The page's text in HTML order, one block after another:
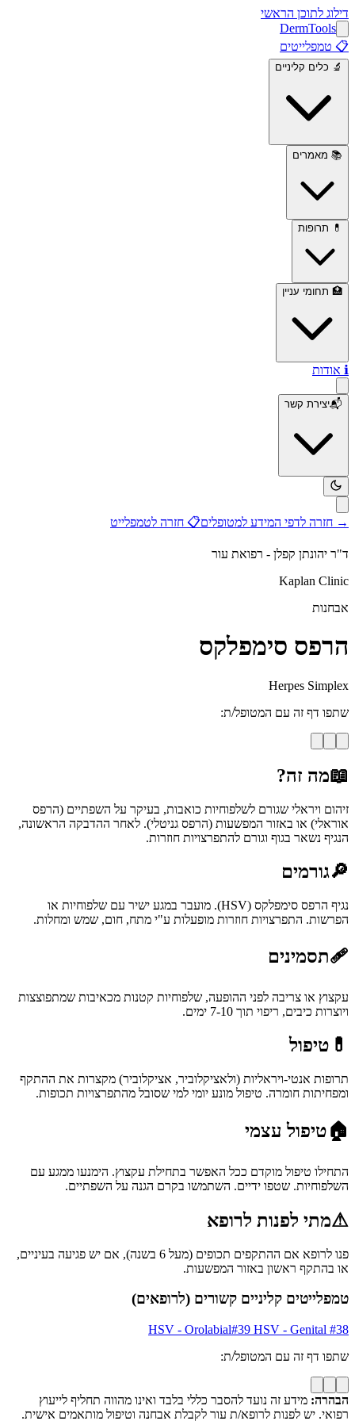
דילוג לתוכן הראשי
DermTools
📋 טמפלייטים
🔬 כלים קליניים
📚 מאמרים
💊 תרופות
🏥 תחומי עניין
ℹ️ אודות
📬יצירת קשר
→ חזרה לדפי המידע למטופלים📋 חזרה לטמפלייט
ד"ר יהונתן קפלן - רפואת עור
Kaplan Clinic
אבחנות
הרפס סימפלקס
Herpes Simplex
שתפו דף זה עם המטופל/ת:
📖מה זה?
זיהום ויראלי שגורם לשלפוחיות כואבות, בעיקר על השפתיים (הרפס
אוראלי) או באזור המפשעות (הרפס גניטלי). לאחר ההדבקה הראשונה,
הנגיף נשאר בגוף וגורם להתפרצויות חוזרות.
🔎גורמים
נגיף הרפס סימפלקס (HSV). מועבר במגע ישיר עם שלפוחיות או
הפרשות. התפרצויות חוזרות מופעלות ע"י מתח, חום, שמש ומחלות.
🩹תסמינים
עקצוץ או צריבה לפני ההופעה, שלפוחיות קטנות מכאיבות שמתפוצצות
ויוצרות כיבים, ריפוי תוך 7-10 ימים.
💊 טיפול
תרופות אנטי-ויראליות (ולאציקלוביר, אציקלוביר) מקצרות את ההתקף
ומפחיתות חומרה. טיפול מונע יומי למי שסובל מהתפרצויות תכופות.
🏠טיפול עצמי
התחילו טיפול מוקדם ככל האפשר בתחילת עקצוץ. הימנעו ממגע עם
השלפוחיות. שטפו ידיים. השתמשו בקרם הגנה על השפתיים.
⚠מתי לפנות לרופא
פנו לרופא אם ההתקפים תכופים (מעל 6 בשנה), אם יש פגיעה בעיניים,
או בהתקף ראשון באזור המפשעות.
טמפלייטים קליניים קשורים (לרופאים)
#38
HSV - Orolabial#39 HSV - Genital
שתפו דף זה עם המטופל/ת:
הבהרה: מידע זה נועד להסבר כללי בלבד ואינו מהווה תחליף לייעוץ
רפואי. יש לפנות לרופא/ת עור לקבלת אבחנה וטיפול מותאמים אישית.